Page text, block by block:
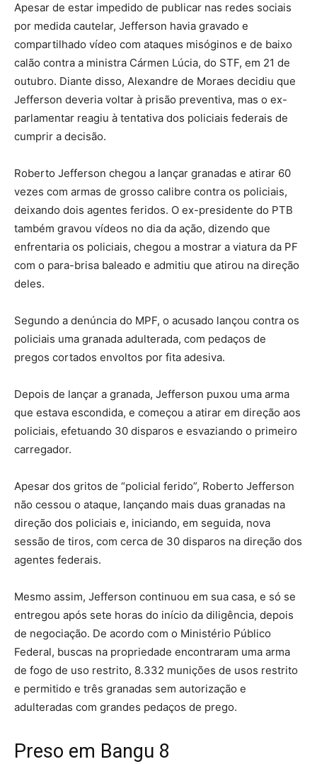
Apesar de estar impedido de publicar nas redes sociais
por medida cautelar, Jefferson havia gravado e
compartilhado vídeo com ataques misóginos e de baixo
calão contra a ministra Cármen Lúcia, do STF, em 21 de
outubro. Diante disso, Alexandre de Moraes decidiu que
Jefferson deveria voltar à prisão preventiva, mas o ex-
parlamentar reagiu à tentativa dos policiais federais de
cumprir a decisão.
Roberto Jefferson chegou a lançar granadas e atirar 60
vezes com armas de grosso calibre contra os policiais,
deixando dois agentes feridos. O ex-presidente do PTB
também gravou vídeos no dia da ação, dizendo que
enfrentaria os policiais, chegou a mostrar a viatura da PF
com o para-brisa baleado e admitiu que atirou na direção
deles.
Segundo a denúncia do MPF, o acusado lançou contra os
policiais uma granada adulterada, com pedaços de
pregos cortados envoltos por fita adesiva.
Depois de lançar a granada, Jefferson puxou uma arma
que estava escondida, e começou a atirar em direção aos
policiais, efetuando 30 disparos e esvaziando o primeiro
carregador.
Apesar dos gritos de “policial ferido”, Roberto Jefferson
não cessou o ataque, lançando mais duas granadas na
direção dos policiais e, iniciando, em seguida, nova
sessão de tiros, com cerca de 30 disparos na direção dos
agentes federais.
Mesmo assim, Jefferson continuou em sua casa, e só se
entregou após sete horas do início da diligência, depois
de negociação. De acordo com o Ministério Público
Federal, buscas na propriedade encontraram uma arma
de fogo de uso restrito, 8.332 munições de usos restrito
e permitido e três granadas sem autorização e
adulteradas com grandes pedaços de prego.
Preso em Bangu 8